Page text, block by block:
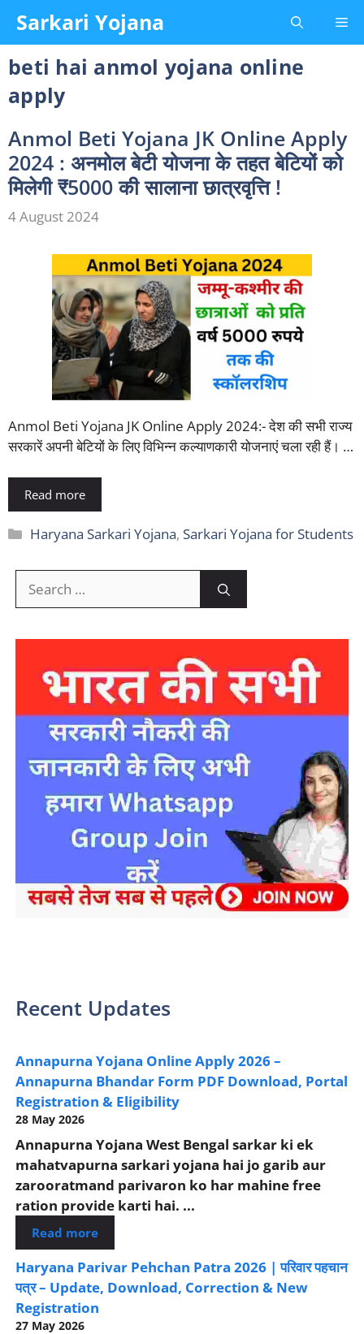
content
Sarkari Yojana
beti hai anmol yojana online
apply
Anmol Beti Yojana JK Online Apply
2024 : अनमोल बेटी योजना के तहत बेटियों को
मिलेगी ₹5000 की सालाना छात्रवृत्ति !
4 August 2024
Anmol Beti Yojana JK Online Apply 2024:- देश की सभी राज्य
सरकारें अपनी बेटियों के लिए विभिन्न कल्याणकारी योजनाएं चला रही हैं। …
Read more
Categories
Haryana Sarkari Yojana, Sarkari Yojana for Students
for:
Recent Updates
Annapurna Yojana Online Apply 2026 –
Annapurna Bhandar Form PDF Download, Portal
Registration & Eligibility
28 May 2026
Annapurna Yojana West Bengal sarkar ki ek
mahatvapurna sarkari yojana hai jo garib aur
zarooratmand parivaron ko har mahine free
ration provide karti hai. ...
Read more
Haryana Parivar Pehchan Patra 2026 | परिवार पहचान
पत्र – Update, Download, Correction & New
Registration
27 May 2026